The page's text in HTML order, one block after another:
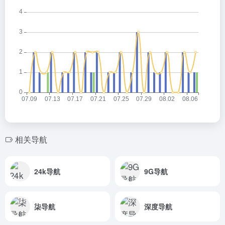
相关导航
24k导航 9G导航
柒导航 深度导航